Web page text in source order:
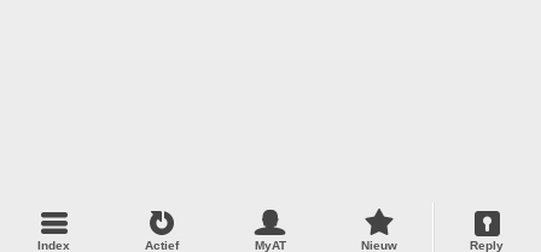
Index Actief MyAT Nieuw Reply